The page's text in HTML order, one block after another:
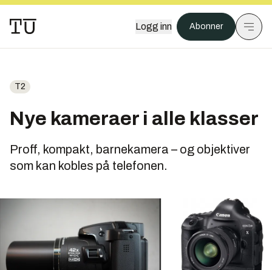
Logg inn Abonner
T2
Nye kameraer i alle klasser
Proff, kompakt, barnekamera – og objektiver
som kan kobles på telefonen.